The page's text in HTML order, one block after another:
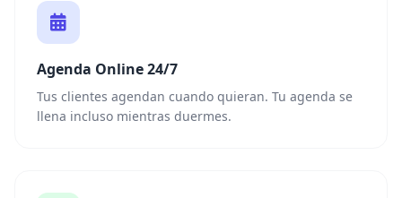
Agenda Online 24/7
llena incluso mientras duermes.